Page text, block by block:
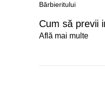
Bărbieritului
Cum să previi
Află mai multe